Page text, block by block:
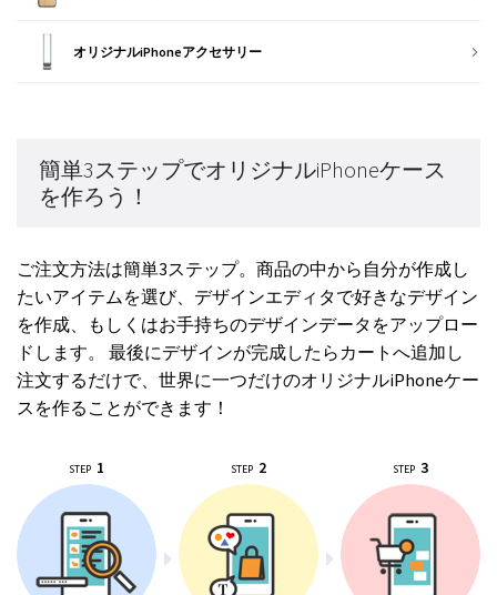
オリジナルiPhoneアクセサリー
簡単3ステップでオリジナルiPhoneケース
を作ろう！
ご注文方法は簡単3ステップ。商品の中から自分が作成し
たいアイテムを選び、デザインエディタで好きなデザイン
を作成、もしくはお手持ちのデザインデータをアップロー
ドします。 最後にデザインが完成したらカートへ追加し
注文するだけで、世界に一つだけのオリジナルiPhoneケー
スを作ることができます！
STEP 1 STEP 2 STEP 3